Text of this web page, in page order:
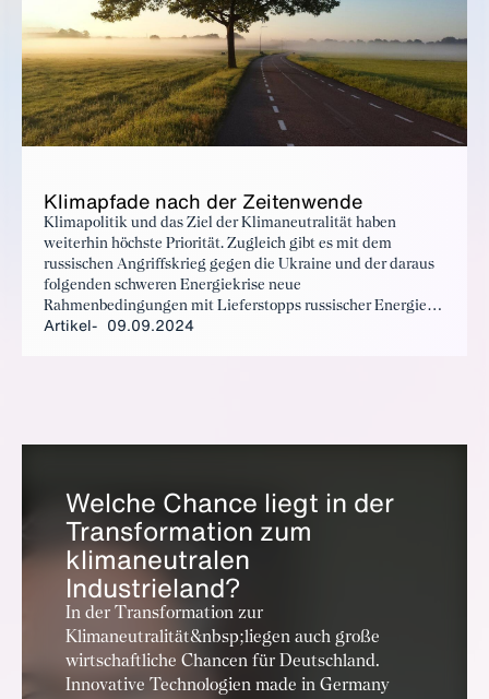
Kli­mapfa­de nach der Zei­ten­wen­de
Klimapolitik und das Ziel der Klimaneutralität haben
weiterhin höchste Priorität. Zugleich gibt es mit dem
russischen Angriffskrieg gegen die Ukraine und der daraus
folgenden schweren Energiekrise neue
Rahmenbedingungen mit Lieferstopps russischer Energie
und horrend steigenden Energiekosten. Die BDI-Studie
Artikel 09.09.2024
Welche Chance liegt in der
Transformation zum
klimaneutralen
Industrieland?
In der Transformation zur
Klimaneutralität&nbsp;liegen auch große
wirtschaftliche Chancen für Deutschland.
Innovative Technologien made in Germany